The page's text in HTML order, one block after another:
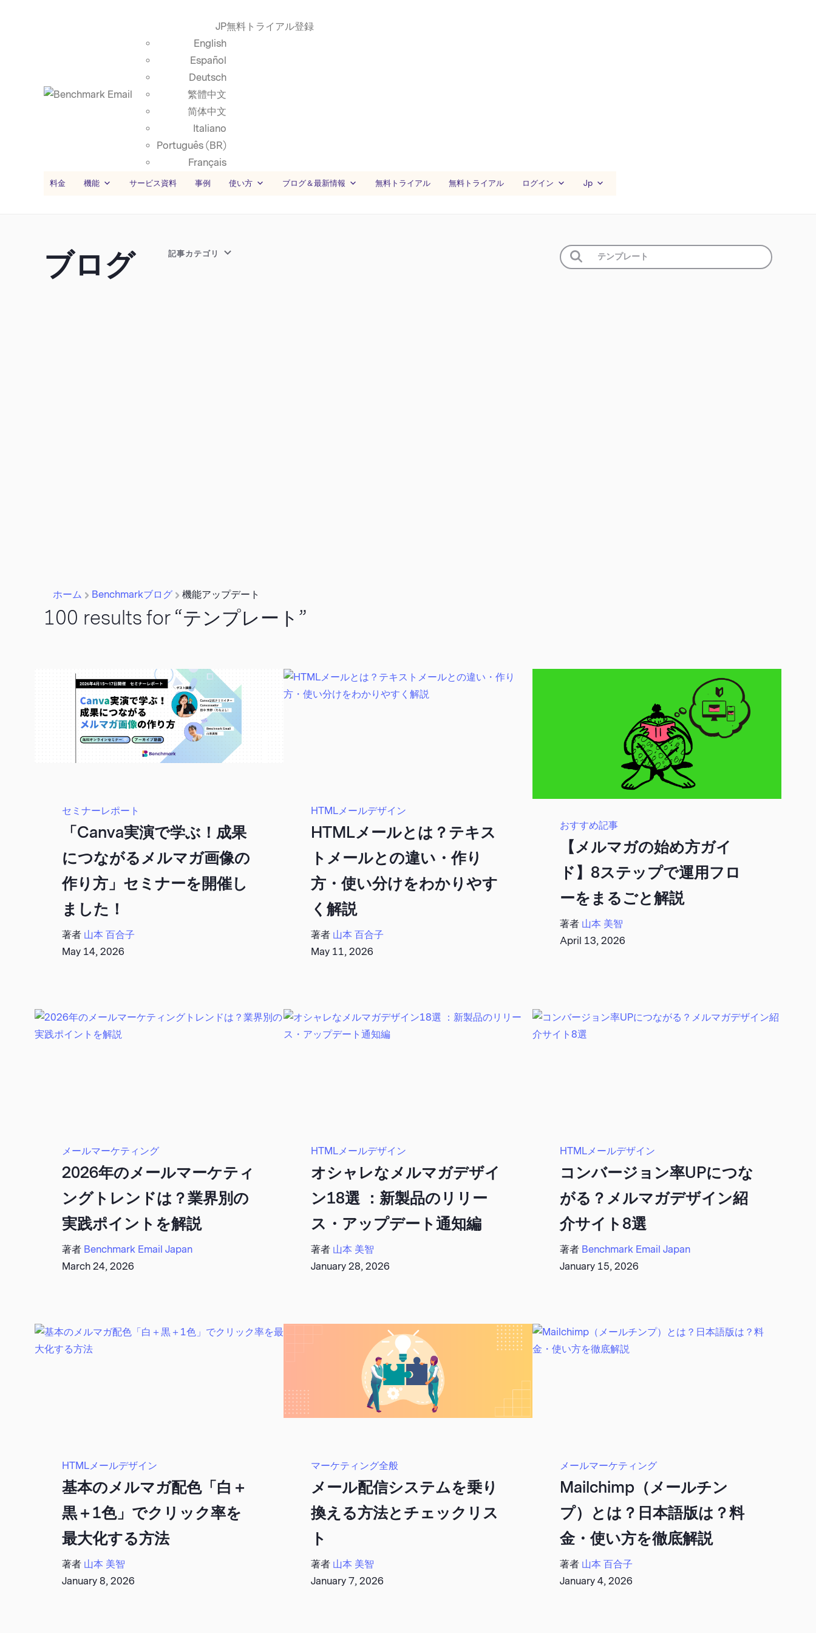
JP
English
Español
Deutsch
繁體中文
简体中文
Italiano
Português (BR)
Français
無料トライアル登録
料金 機能 サービス資料 事例 使い方 ブログ＆最新情報 無料トライアル 無料トライアル ログイン Jp
ブログ 記事カテゴリ
ホーム Benchmarkブログ 機能アップデート
100 results for “テンプレート”
セミナーレポート
「Canva実演で学ぶ！成果
につながるメルマガ画像の
作り方」セミナーを開催し
ました！
著者 山本 百合子
May 14, 2026
HTMLメールデザイン
HTMLメールとは？テキス
トメールとの違い・作り
方・使い分けをわかりやす
く解説
著者 山本 百合子
May 11, 2026
おすすめ記事
【メルマガの始め方ガイ
ド】8ステップで運用フロ
ーをまるごと解説
著者 山本 美智
April 13, 2026
メールマーケティング
2026年のメールマーケティ
ングトレンドは？業界別の
実践ポイントを解説
著者 Benchmark Email Japan
March 24, 2026
HTMLメールデザイン
オシャレなメルマガデザイ
ン18選 ：新製品のリリー
ス・アップデート通知編
著者 山本 美智
January 28, 2026
HTMLメールデザイン
コンバージョン率UPにつな
がる？メルマガデザイン紹
介サイト8選
著者 Benchmark Email Japan
January 15, 2026
HTMLメールデザイン
基本のメルマガ配色「白＋
黒＋1色」でクリック率を
最大化する方法
著者 山本 美智
January 8, 2026
マーケティング全般
メール配信システムを乗り
換える方法とチェックリス
ト
著者 山本 美智
January 7, 2026
メールマーケティング
Mailchimp（メールチン
プ）とは？日本語版は？料
金・使い方を徹底解説
著者 山本 百合子
January 4, 2026